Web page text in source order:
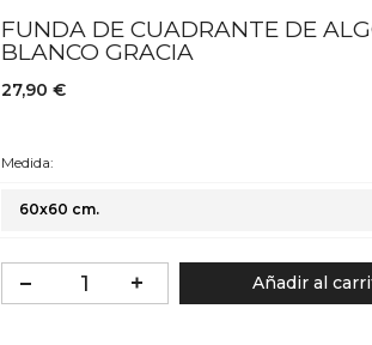
FUNDA DE CUADRANTE DE
BLANCO GRACIA
27,90 €
Medida:
60x60 cm.
Añadir al